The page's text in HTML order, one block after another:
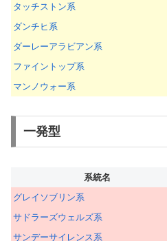
タッチストン系
ダンチヒ系
ダーレーアラビアン系
ファイントップ系
マンノウォー系
一発型
系統名
グレイソブリン系
サドラーズウェルズ系
サンデーサイレンス系